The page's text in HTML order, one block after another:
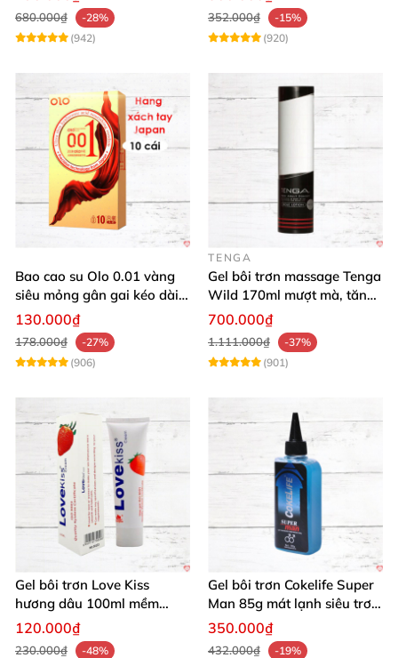
680.000₫
-28%
(942)
352.000₫
-15%
(920)
Bao cao su Olo 0.01 vàng
siêu mỏng gân gai kéo dài
yêu đỉnh
130.000₫
178.000₫
-27%
(906)
TENGA
Gel bôi trơn massage Tenga
Wild 170ml mượt mà, tăng
khoái cảm
700.000₫
1.111.000₫
-37%
(901)
Gel bôi trơn Love Kiss
hương dâu 100ml mềm
mượt an toàn thơm
120.000₫
230.000₫
-48%
Gel bôi trơn Cokelife Super
Man 85g mát lạnh siêu trơn
an toàn
350.000₫
432.000₫
-19%